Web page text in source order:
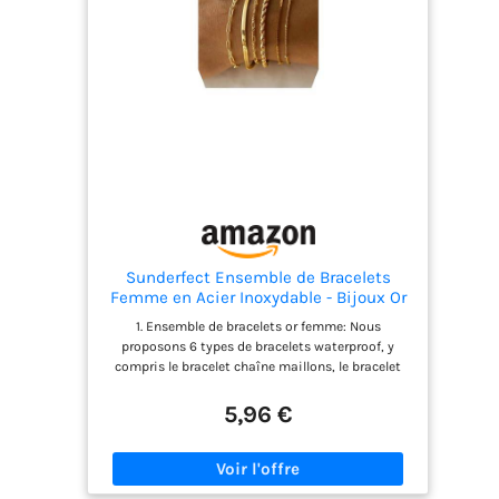
de haute qualité, à faible taux d'allergie et ne
sont pas faciles à rouiller ou à oxyder. Matériau
robuste, ces bijoux plaqués or sont durables et
dureront longtemps. 【Cadeau IdéAl】 L'ensemble
Sunderfect Ensemble de Bracelets
Femme en Acier Inoxydable - Bijoux Or
Étanche - Style Cuban Paper Clip
1. Ensemble de bracelets or femme: Nous
proposons 6 types de bracelets waterproof, y
compris le bracelet chaîne maillons, le bracelet
bracelet boxe, et le bracelet satellite, parfait pour
être portés seuls ou combinés. 2. Ensemble de
ces bracelets plaqués or convient idéalement à
votre poignet et convient à tous les âges et à
5,96 €